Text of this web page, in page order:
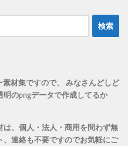
材集ですので、 みなさんどしど
明のpngデータで作成してるか
、個人・法人・商用を問わず無
、連絡も不要ですのでお気軽にご